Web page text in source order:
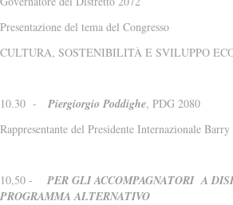
Presentazione del tema del Congresso
CULTURA, SOSTENIBILITÀ E SVILUPPO
10.30 - Piergiorgio Poddighe, PDG 2080
Rappresentante del Presidente Internazionale Barry
10,50 - PER GLI ACCOMPAGNATORI A
PROGRAMMA ALTERNATIVO